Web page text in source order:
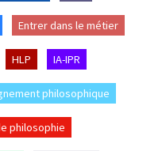
Entrer dans le métier
HLP IA-IPR
philosophique
philosophie